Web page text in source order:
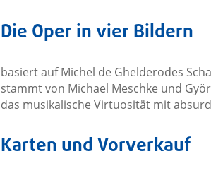
Die Oper in vier Bildern
basiert auf Michel de Ghelderodes
stammt von Michael Meschke und
das musikalische Virtuosität mit
Karten und Vorverkauf